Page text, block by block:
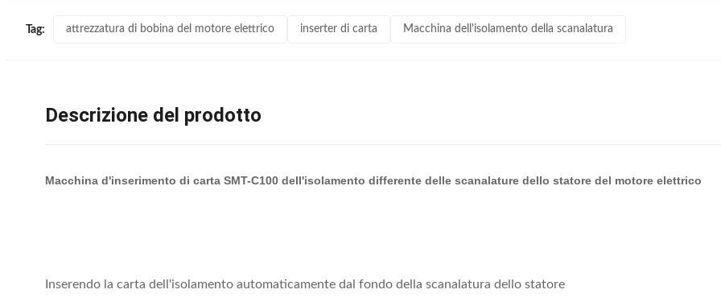
Tag: attrezzatura di bobina del motore elettrico inserter di carta Macchina dell'isolamento della scanalatura
Descrizione del prodotto
Macchina d'inserimento di carta SMT-C100 dell'isolamento differente delle scanalature dello statore del motore elettrico
Inserendo la carta dell'isolamento automaticamente dal fondo della scanalatura dello statore